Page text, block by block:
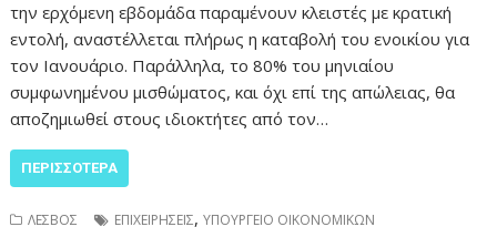
την ερχόμενη εβδομάδα παραμένουν κλειστές με κρατική
εντολή, αναστέλλεται πλήρως η καταβολή του ενοικίου για
τον Ιανουάριο. Παράλληλα, το 80% του μηνιαίου
συμφωνημένου μισθώματος, και όχι επί της απώλειας, θα
αποζημιωθεί στους ιδιοκτήτες από τον…
ΠΕΡΙΣΣΌΤΕΡΑ
ΛΕΣΒΟΣ ΕΠΙΧΕΙΡΗΣΕΙΣ,ΥΠΟΥΡΓΕΙΟ ΟΙΚΟΝΟΜΙΚΩΝ